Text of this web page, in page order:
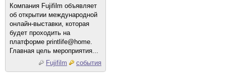
Компания Fujifilm объявляет
об открытии международной
онлайн-выставки, которая
будет проходить на
платформе printlife@home.
Главная цель мероприятия...
Fujifilm
события